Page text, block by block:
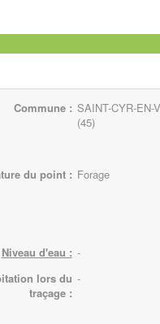
Commune : SAINT-CYR-EN-
(45)
du point : Forage
Niveau d'eau : -
lors du
traçage :
-